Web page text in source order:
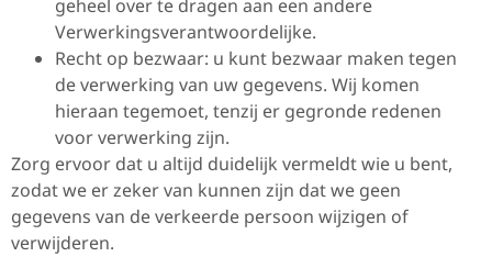
geheel over te dragen aan een andere
Verwerkingsverantwoordelijke.
Recht op bezwaar: u kunt bezwaar maken tegen
de verwerking van uw gegevens. Wij komen
hieraan tegemoet, tenzij er gegronde redenen
voor verwerking zijn.
Zorg ervoor dat u altijd duidelijk vermeldt wie u bent,
zodat we er zeker van kunnen zijn dat we geen
gegevens van de verkeerde persoon wijzigen of
verwijderen.